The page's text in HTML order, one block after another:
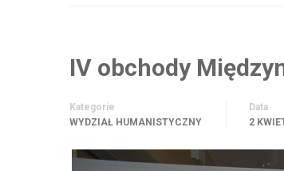
IV obchody
Kategorie
WYDZIAŁ HUMANISTYCZNY
Data
2